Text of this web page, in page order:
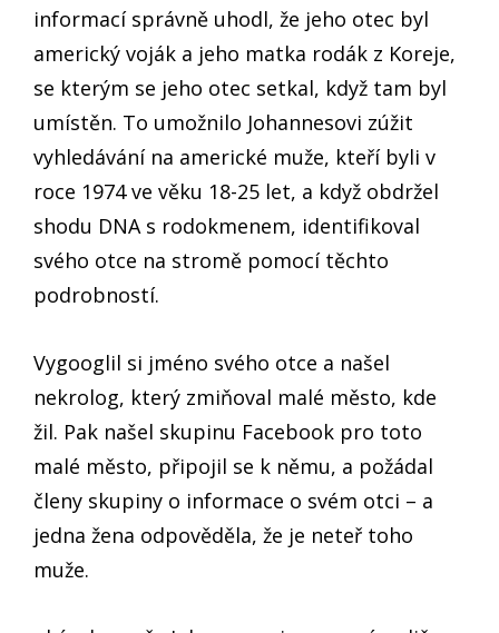
informací správně uhodl, že jeho otec byl
americký voják a jeho matka rodák z Koreje,
se kterým se jeho otec setkal, když tam byl
umístěn. To umožnilo Johannesovi zúžit
vyhledávání na americké muže, kteří byli v
roce 1974 ve věku 18-25 let, a když obdržel
shodu DNA s rodokmenem, identifikoval
svého otce na stromě pomocí těchto
podrobností.
Vygooglil si jméno svého otce a našel
nekrolog, který zmiňoval malé město, kde
žil. Pak našel skupinu Facebook pro toto
malé město, připojil se k němu, a požádal
členy skupiny o informace o svém otci – a
jedna žena odpověděla, že je neteř toho
muže.